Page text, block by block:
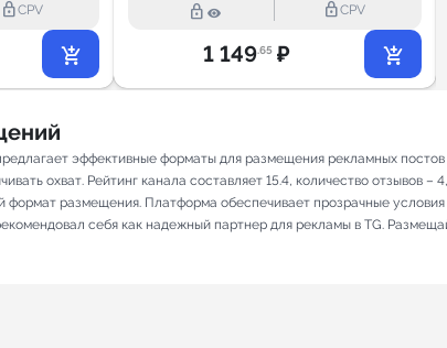
lock_outlineCPV lock_outline lock_outlineCPV
1 149.65 ₽
эффективные форматы для размещения рекламных постов
охват. Рейтинг канала составляет 15.4, количество отзывов –
размещения. Платформа обеспечивает прозрачные
себя как надежный партнер для рекламы в TG.